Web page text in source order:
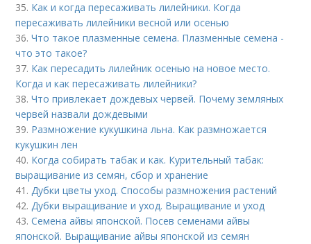
35. Как и когда пересаживать лилейники. Когда
пересаживать лилейники весной или осенью
36.Что такое плазменные семена. Плазменные семена -
что это такое?
37. Как пересадить лилейник осенью на новое место.
Когда и как пересаживать лилейники?
38.Что привлекает дождевых червей. Почему земляных
червей назвали дождевыми
39. Размножение кукушкина льна. Как размножается
кукушкин лен
40. Когда собирать табак и как. Курительный табак:
выращивание из семян, сбор и хранение
41.Дубки цветы уход. Способы размножения растений
42.Дубки выращивание и уход. Выращивание и уход
43.Семена айвы японской. Посев семенами айвы
японской. Выращивание айвы японской из семян